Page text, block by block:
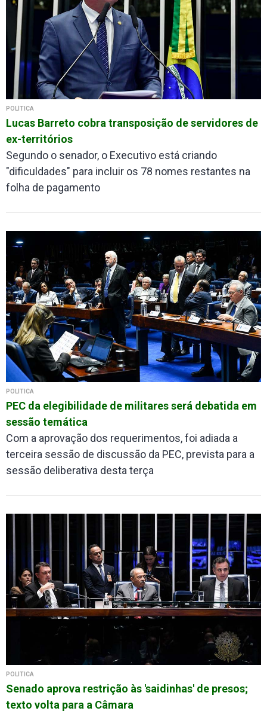
POLÍTICA
Lucas Barreto cobra transposição de servidores de
ex-territórios
Segundo o senador, o Executivo está criando
"dificuldades" para incluir os 78 nomes restantes na
folha de pagamento
POLÍTICA
PEC da elegibilidade de militares será debatida em
sessão temática
Com a aprovação dos requerimentos, foi adiada a
terceira sessão de discussão da PEC, prevista para a
sessão deliberativa desta terça
POLÍTICA
Senado aprova restrição às 'saidinhas' de presos;
texto volta para a Câmara